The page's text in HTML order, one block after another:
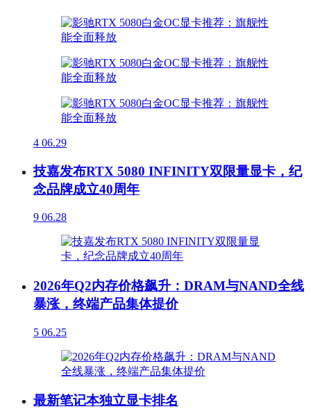
4 06.29
技嘉发布RTX 5080 INFINITY双限量显卡，纪
念品牌成立40周年
9 06.28
2026年Q2内存价格飙升：DRAM与NAND全线
暴涨，终端产品集体提价
5 06.25
最新笔记本独立显卡排名